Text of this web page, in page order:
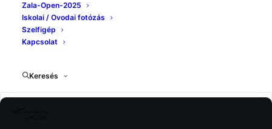
Zala-Open-2025
Iskolai / Ovodai fotózás
Szelfigép
Kapcsolat
Keresés